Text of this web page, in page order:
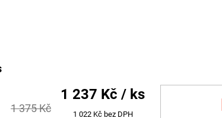
1 375 Kč
1 237 Kč / ks
1 022 Kč bez DPH